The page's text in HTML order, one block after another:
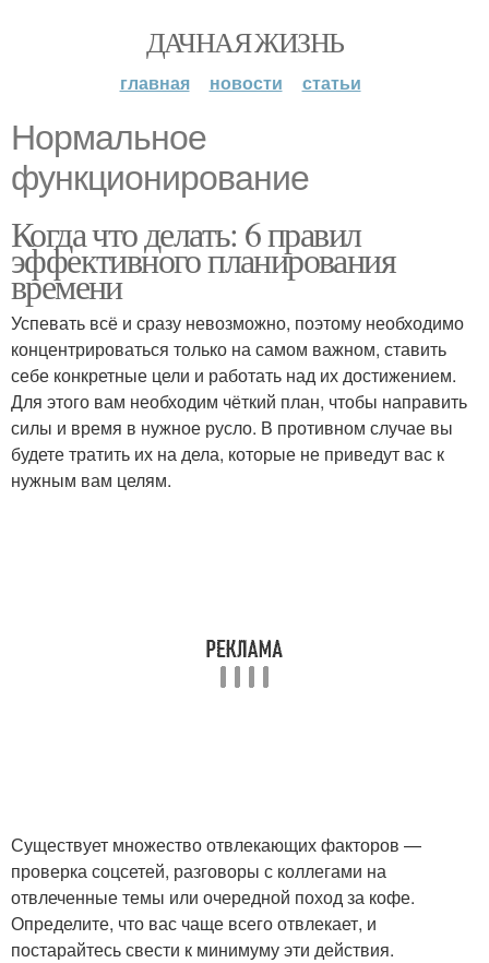
ДАЧНАЯ ЖИЗНЬ
главная новости статьи
Нормальное
функционирование
Когда что делать: 6 правил
эффективного планирования
времени
Успевать всё и сразу невозможно, поэтому необходимо
концентрироваться только на самом важном, ставить
себе конкретные цели и работать над их достижением.
Для этого вам необходим чёткий план, чтобы направить
силы и время в нужное русло. В противном случае вы
будете тратить их на дела, которые не приведут вас к
нужным вам целям.
Существует множество отвлекающих факторов —
проверка соцсетей, разговоры с коллегами на
отвлеченные темы или очередной поход за кофе.
Определите, что вас чаще всего отвлекает, и
постарайтесь свести к минимуму эти действия.